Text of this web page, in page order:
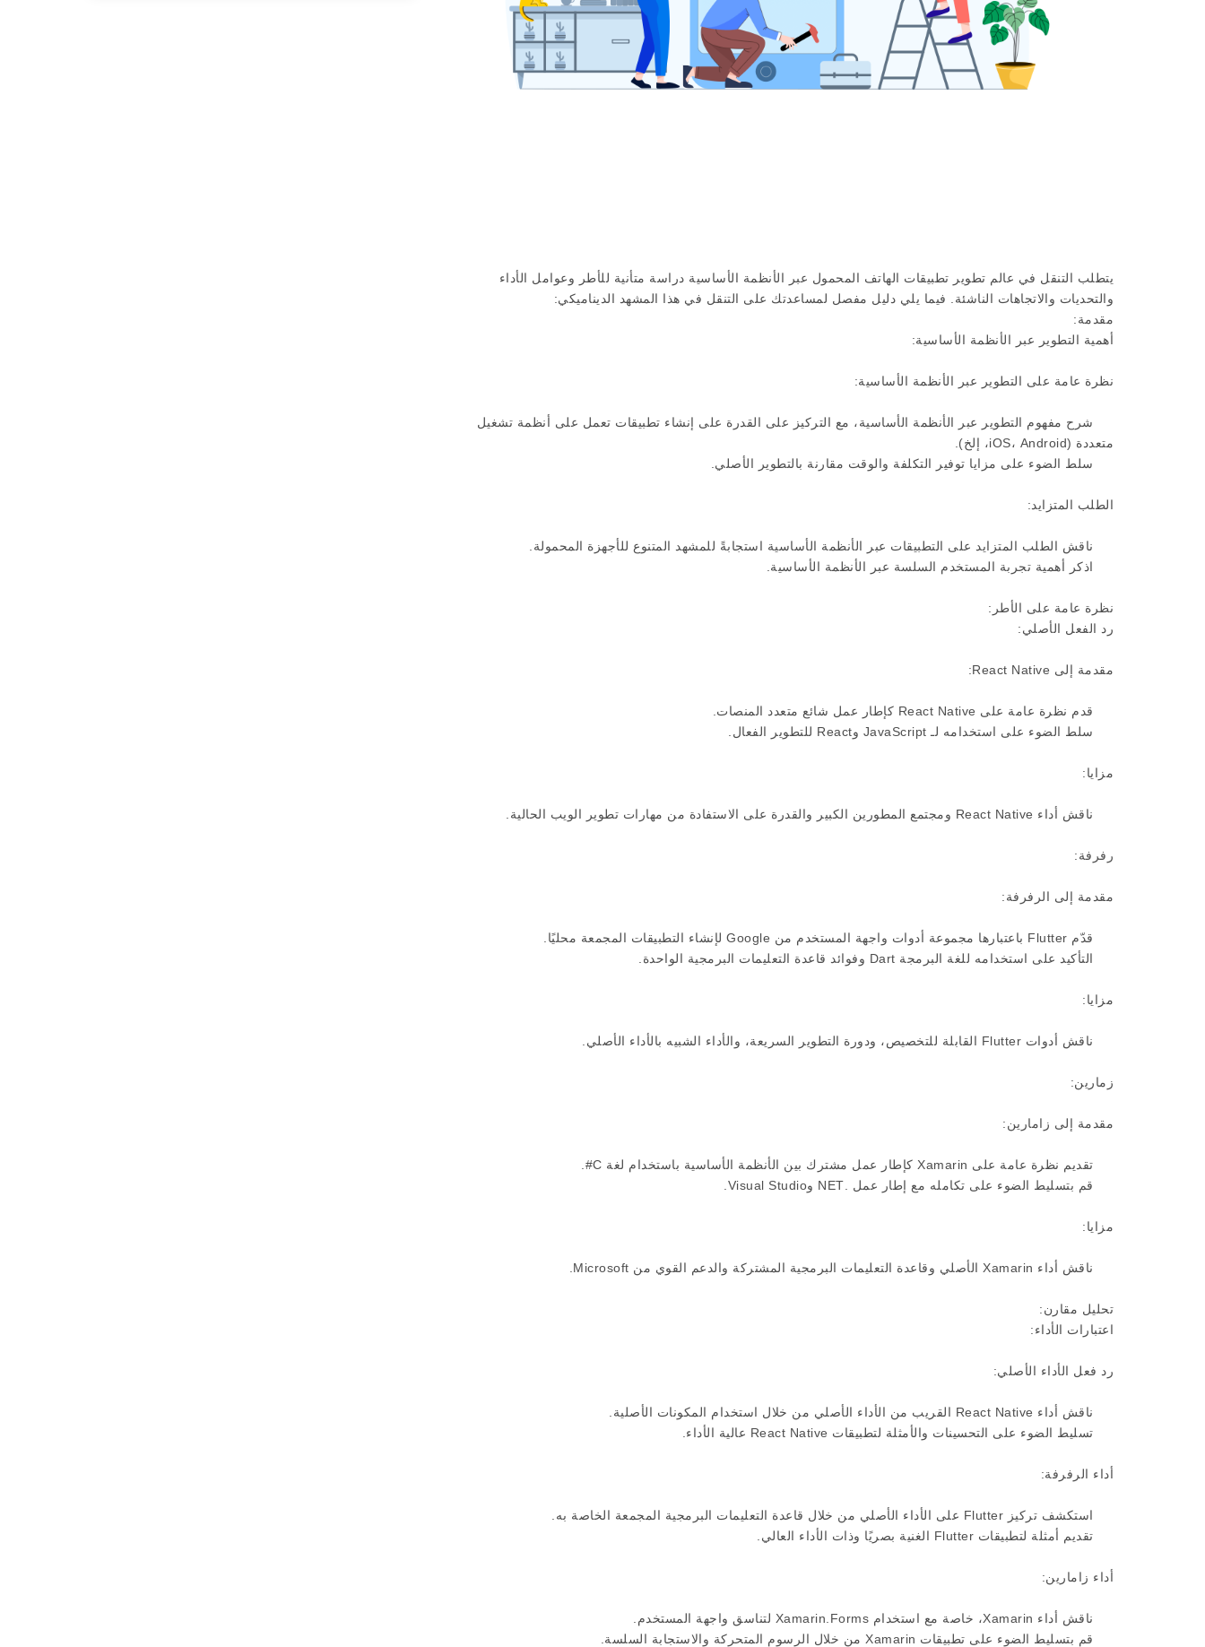
يتطلب التنقل في عالم تطوير تطبيقات الهاتف المحمول عبر الأنظمة الأساسية دراسة متأنية للأطر وعوامل الأداء
والتحديات والاتجاهات الناشئة. فيما يلي دليل مفصل لمساعدتك على التنقل في هذا المشهد الديناميكي:
مقدمة:
أهمية التطوير عبر الأنظمة الأساسية:
نظرة عامة على التطوير عبر الأنظمة الأساسية:
شرح مفهوم التطوير عبر الأنظمة الأساسية، مع التركيز على القدرة على إنشاء تطبيقات تعمل على أنظمة تشغيل
متعددة (iOS، Android، إلخ).
سلط الضوء على مزايا توفير التكلفة والوقت مقارنة بالتطوير الأصلي.
الطلب المتزايد:
ناقش الطلب المتزايد على التطبيقات عبر الأنظمة الأساسية استجابةً للمشهد المتنوع للأجهزة المحمولة.
اذكر أهمية تجربة المستخدم السلسة عبر الأنظمة الأساسية.
نظرة عامة على الأطر:
رد الفعل الأصلي:
مقدمة إلى React Native:
قدم نظرة عامة على React Native كإطار عمل شائع متعدد المنصات.
سلط الضوء على استخدامه لـ JavaScript وReact للتطوير الفعال.
مزايا:
ناقش أداء React Native ومجتمع المطورين الكبير والقدرة على الاستفادة من مهارات تطوير الويب الحالية.
رفرفة:
مقدمة إلى الرفرفة:
قدّم Flutter باعتبارها مجموعة أدوات واجهة المستخدم من Google لإنشاء التطبيقات المجمعة محليًا.
التأكيد على استخدامه للغة البرمجة Dart وفوائد قاعدة التعليمات البرمجية الواحدة.
مزايا:
ناقش أدوات Flutter القابلة للتخصيص، ودورة التطوير السريعة، والأداء الشبيه بالأداء الأصلي.
زمارين:
مقدمة إلى زامارين:
تقديم نظرة عامة على Xamarin كإطار عمل مشترك بين الأنظمة الأساسية باستخدام لغة C#.
قم بتسليط الضوء على تكامله مع إطار عمل .NET وVisual Studio.
مزايا:
ناقش أداء Xamarin الأصلي وقاعدة التعليمات البرمجية المشتركة والدعم القوي من Microsoft.
تحليل مقارن:
اعتبارات الأداء:
رد فعل الأداء الأصلي:
ناقش أداء React Native القريب من الأداء الأصلي من خلال استخدام المكونات الأصلية.
تسليط الضوء على التحسينات والأمثلة لتطبيقات React Native عالية الأداء.
أداء الرفرفة:
استكشف تركيز Flutter على الأداء الأصلي من خلال قاعدة التعليمات البرمجية المجمعة الخاصة به.
تقديم أمثلة لتطبيقات Flutter الغنية بصريًا وذات الأداء العالي.
أداء زامارين:
ناقش أداء Xamarin، خاصة مع استخدام Xamarin.Forms لتناسق واجهة المستخدم.
قم بتسليط الضوء على تطبيقات Xamarin من خلال الرسوم المتحركة والاستجابة السلسة.